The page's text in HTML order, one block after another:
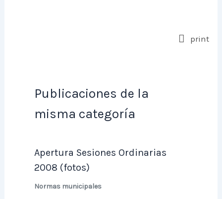
print
Publicaciones de la
misma categoría
Apertura Sesiones Ordinarias
2008 (fotos)
Normas municipales